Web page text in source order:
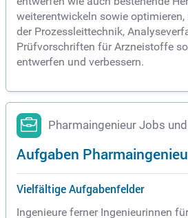
weiterentwickeln sowie
der Prozessleittechnik,
Prüfvorschriften für Arzneistoffe
entwerfen und verbessern.
Pharmaingenieur Jobs
Aufgaben
Vielfältige Aufgabenfelder
Ingenieure ferner Ingenieurinnen